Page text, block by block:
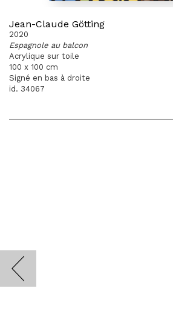
Jean-Claude Götting
2020
Espagnole au balcon
Acrylique sur toile
100 x 100 cm
Signé en bas à droite
id. 34067